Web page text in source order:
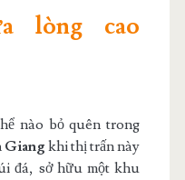
lòng cao
nào bỏ quên trong
Giang khi thị trấn này
đá, sở hữu một khu